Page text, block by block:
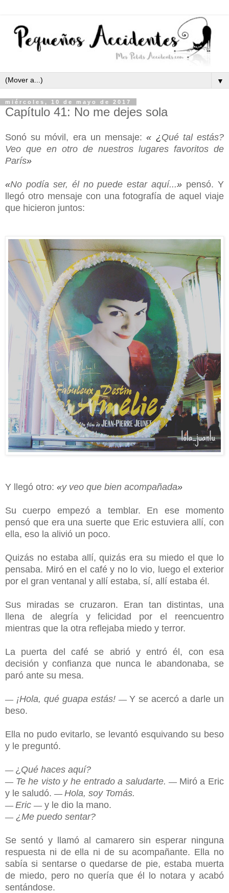
▼
miércoles, 10 de mayo de 2017
Capítulo 41: No me dejes sola
Sonó su móvil, era un mensaje:« ¿ Qué tal estás?
Veo que en otro de nuestros lugares favoritos de
París»
«No podía ser, él no puede estar aquí...» pensó. Y
llegó otro mensaje con una fotografía de aquel viaje
que hicieron juntos:
Y llegó otro: «y veo que bien acompañada»
Su cuerpo empezó a temblar. En ese momento
pensó que era una suerte que Eric estuviera allí, con
ella, eso la alivió un poco.
Quizás no estaba allí, quizás era su miedo el que lo
pensaba. Miró en el café y no lo vio, luego el exterior
por el gran ventanal y allí estaba, sí, allí estaba él.
Sus miradas se cruzaron. Eran tan distintas, una
llena de alegría y felicidad por el reencuentro
mientras que la otra reflejaba miedo y terror.
La puerta del café se abrió y entró él, con esa
decisión y confianza que nunca le abandonaba, se
paró ante su mesa.
— ¡Hola, qué guapa estás! — Y se acercó a darle un
beso.
Ella no pudo evitarlo, se levantó esquivando su beso
y le preguntó.
— ¿ Qué haces aquí?
— Te he visto y he entrado a saludarte. — Miró a Eric
y le saludó. — Hola, soy Tomás.
— Eric — y le dio la mano.
— ¿Me puedo sentar?
Se sentó y llamó al camarero sin esperar ninguna
respuesta ni de ella ni de su acompañante. Ella no
sabía si sentarse o quedarse de pie, estaba muerta
de miedo, pero no quería que él lo notara y acabó
sentándose.